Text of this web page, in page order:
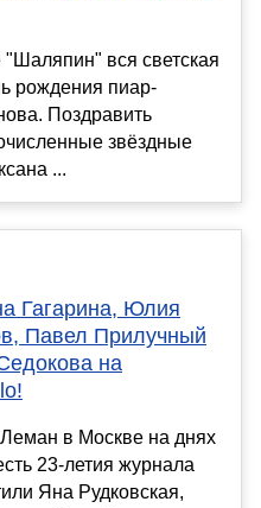
вся светская
рождения пиар-
Поздравить
звёздные
...
Гагарина, Юлия
Павел Прилучный
на
в Москве на днях
23-летия журнала
Яна Рудковская,